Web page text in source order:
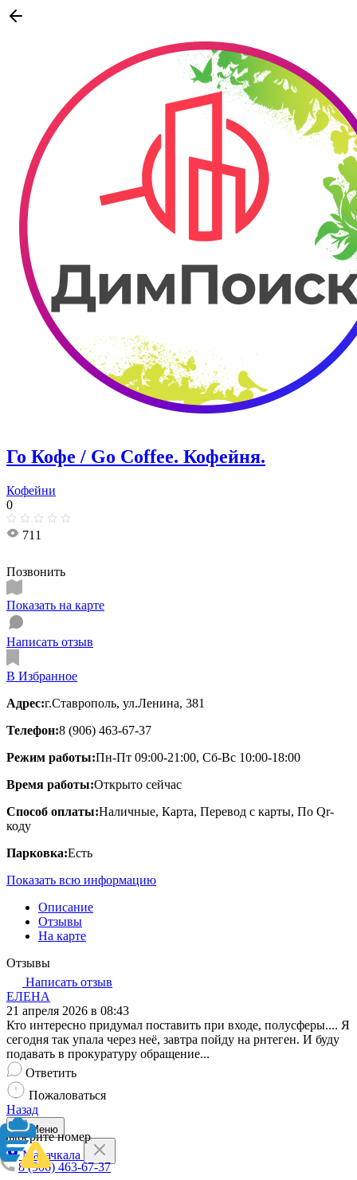
Го Кофе / Go Coffee. Кофейня.
Кофейни
0
711
Позвонить
Показать на карте
Написать отзыв
В Избранное
Адрес:г.Ставрополь, ул.Ленина, 381
Телефон:8 (906) 463-67-37
Режим работы:Пн-Пт 09:00-21:00, Сб-Вс 10:00-18:00
Время работы:Открыто сейчас
Способ оплаты:Наличные, Карта, Перевод с карты, По Qr-
коду
Парковка:Есть
Показать всю информацию
Описание
Отзывы
На карте
Отзывы
Написать отзыв
ЕЛЕНА
21 апреля 2026 в 08:43
Кто интересно придумал поставить при входе, полусферы.... Я
сегодня так упала через неё, завтра пойду на рнтеген. И буду
подавать в прокуратуру обращение...
Ответить
Пожаловаться
Назад
Выберите номер
8 (906) 463-67-37
Меню
Махачкала